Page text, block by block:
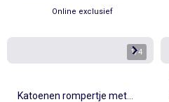
Online exclusief
1/4
Katoenen rompertje met